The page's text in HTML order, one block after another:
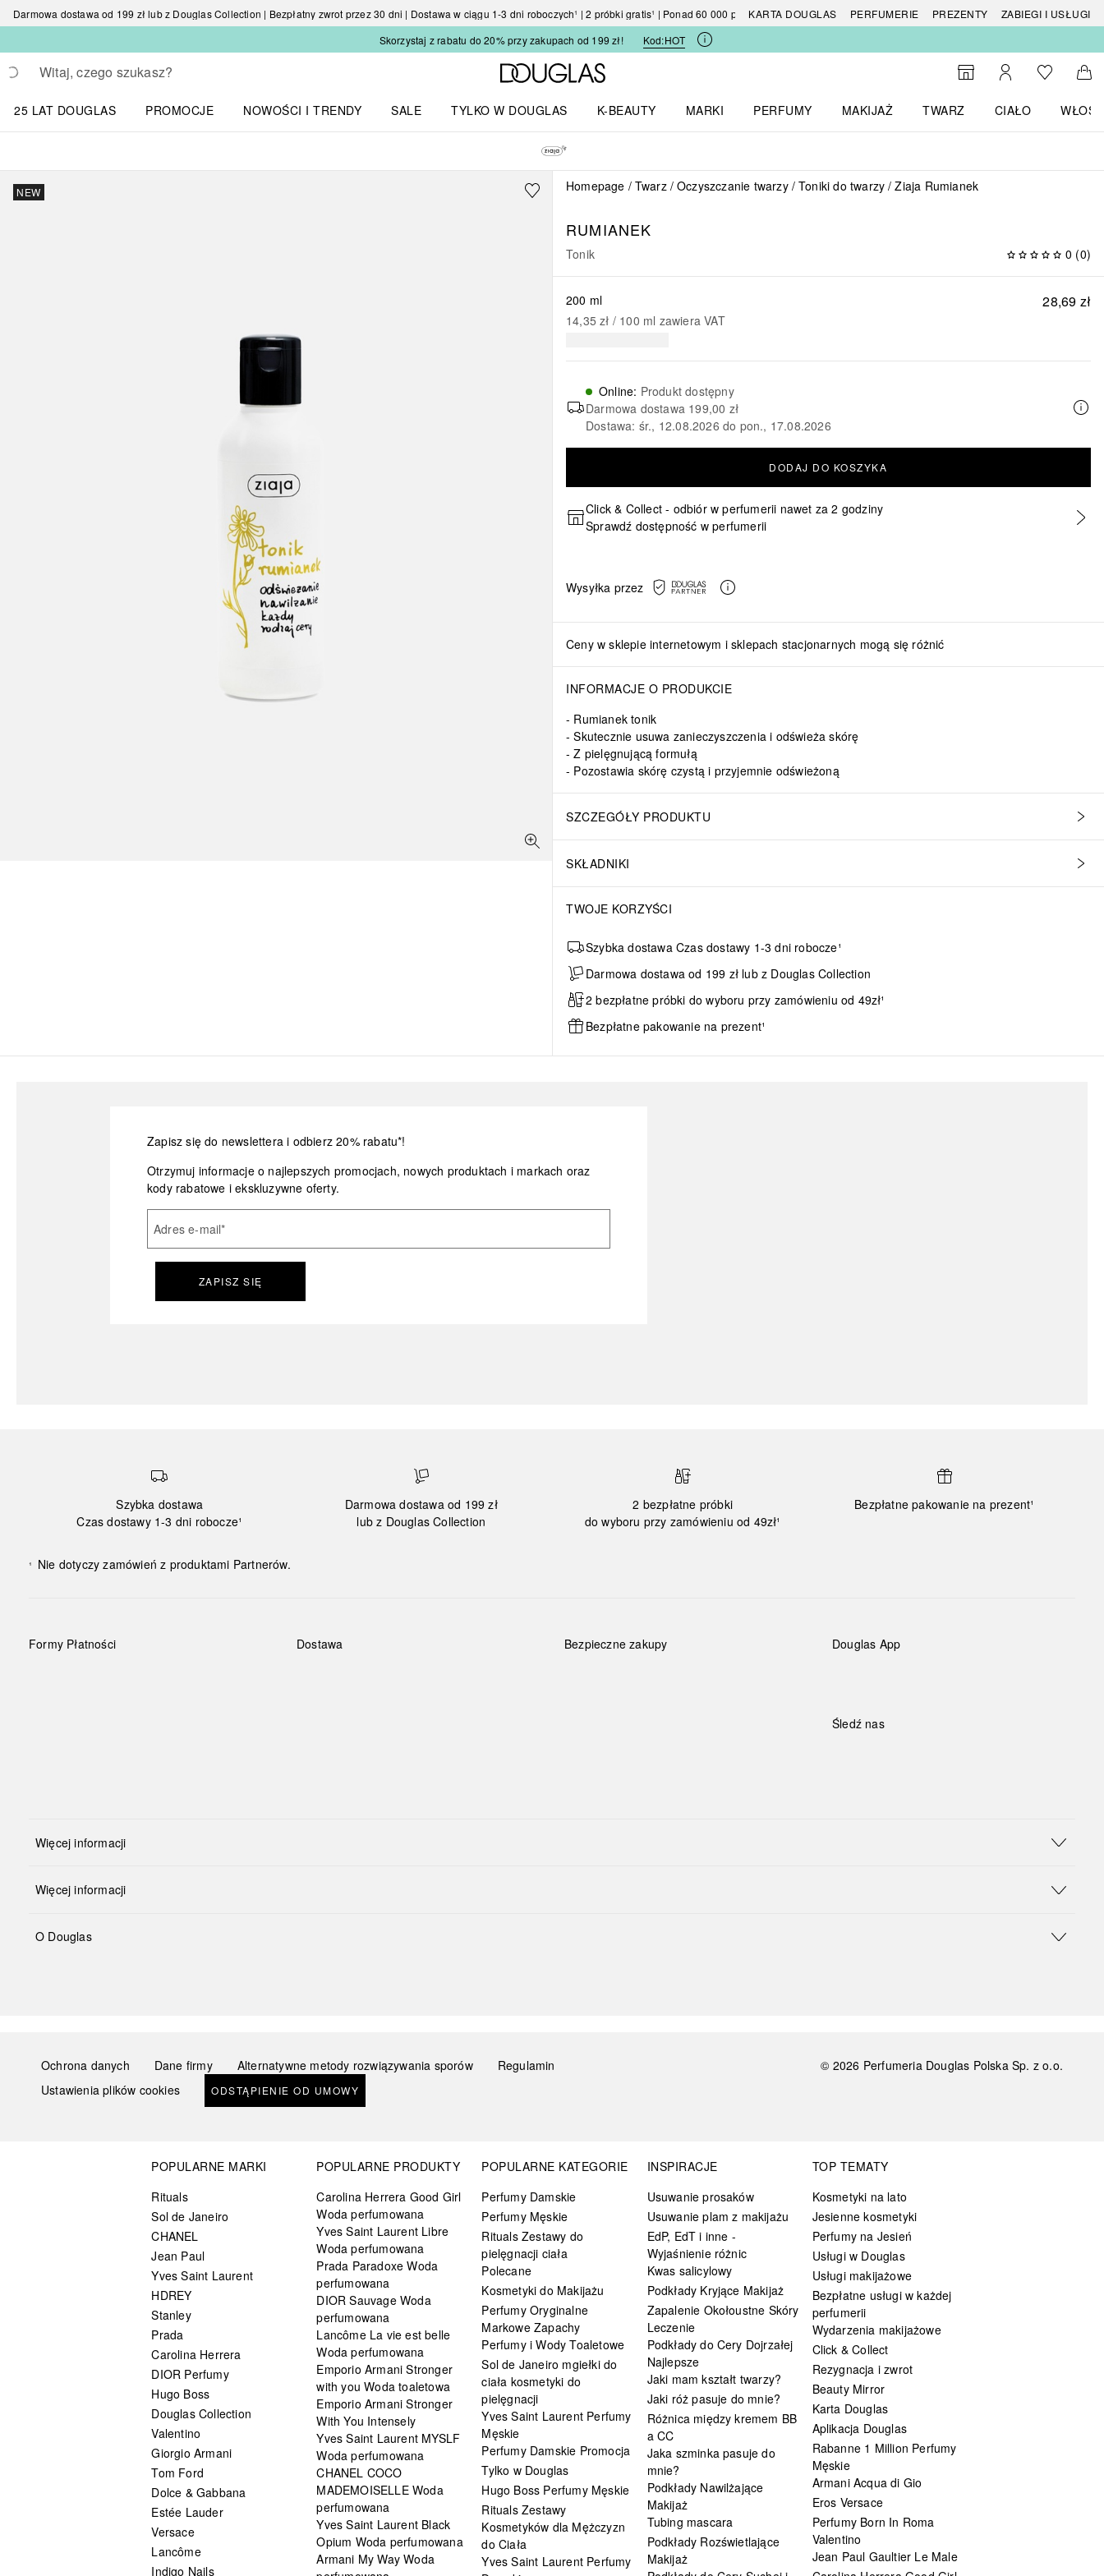
Darmowa dostawa od 199 zł lub z Douglas Collection | Bezpłatny zwrot przez 30 dni | Dostawa w ciągu 1-3 dni roboczych¹ | 2 próbki gratis¹ | Ponad 60 000 produktówKARTA DOUGLAS PERFUMERIE PREZENTY
ZABIEGI I USŁUGI
Skorzystaj z rabatu do 20% przy zakupach od 199 zł!
Kod:HOT
Wracać
Wykonaj wyszukiwanie
Strona główna Douglas
Do wyszukiwarki
Moje kontoDo listyDo
25 LAT DOUGLAS
PROMOCJE
NOWOŚCI I TRENDY
SALE
TYLKO W DOUGLAS
K-BEAUTY
MARKI
PERFUMY
MAKIJAŻ
TWARZ
CIAŁO
WŁOSY
NEW Homepage Twarz Oczyszczanie twarzy Toniki do twarzy Ziaja Rumianek
RUMIANEK
Tonik 0 (0)
28,69 zł
200 ml
14,35 zł / 100 ml zawiera VAT
Online: Produkt dostępny
Darmowa dostawa 199,00 zł
Dostawa: śr., 12.08.2026 do pon., 17.08.2026
DODAJ DO KOSZYKA
Click & Collect - odbiór w perfumerii nawet za 2 godziny
Sprawdź dostępność w perfumerii
Wysyłka przez
Ceny w sklepie internetowym i sklepach stacjonarnych mogą się różnić
INFORMACJE O PRODUKCIE
Rumianek tonik
Skutecznie usuwa zanieczyszczenia i odświeża skórę
Z pielęgnującą formułą
Pozostawia skórę czystą i przyjemnie odświeżoną
SZCZEGÓŁY PRODUKTU
SKŁADNIKI
TWOJE KORZYŚCI
Szybka dostawa Czas dostawy 1-3 dni robocze¹
Darmowa dostawa od 199 zł lub z Douglas Collection
2 bezpłatne próbki do wyboru przy zamówieniu od 49zł¹
Bezpłatne pakowanie na prezent¹
Zapisz się do newslettera i odbierz 20% rabatu*!
Otrzymuj informacje o najlepszych promocjach, nowych produktach i markach oraz
kody rabatowe i ekskluzywne oferty.
Adres e-mail*
ZAPISZ SIĘ
Szybka dostawa
Czas dostawy 1-3 dni robocze¹
Darmowa dostawa od 199 zł
lub z Douglas Collection
2 bezpłatne próbki
do wyboru przy zamówieniu od 49zł¹
Bezpłatne pakowanie na prezent¹
¹ Nie dotyczy zamówień z produktami Partnerów.
Formy Płatności Dostawa Bezpieczne zakupy Douglas App
Śledź nas
Więcej informacji
Więcej informacji
O Douglas
Ochrona danych Dane firmy Alternatywne metody rozwiązywania sporów
Regulamin
Ustawienia plików cookies
ODSTĄPIENIE OD UMOWY
© 2026 Perfumeria Douglas Polska Sp. z o.o.
POPULARNE MARKI
Rituals
Sol de Janeiro
CHANEL
Jean Paul
Yves Saint Laurent
HDREY
Stanley
Prada
Carolina Herrera
DIOR Perfumy
Hugo Boss
Douglas Collection
Valentino
Giorgio Armani
Tom Ford
Dolce & Gabbana
Estée Lauder
Versace
Lancôme
Indigo Nails
POPULARNE PRODUKTY
Carolina Herrera Good Girl
Woda perfumowana
Yves Saint Laurent Libre
Woda perfumowana
Prada Paradoxe Woda
perfumowana
DIOR Sauvage Woda
perfumowana
Lancôme La vie est belle
Woda perfumowana
Emporio Armani Stronger
with you Woda toaletowa
Emporio Armani Stronger
With You Intensely
Yves Saint Laurent MYSLF
Woda perfumowana
CHANEL COCO
MADEMOISELLE Woda
perfumowana
Yves Saint Laurent Black
Opium Woda perfumowana
Armani My Way Woda
POPULARNE KATEGORIE
Perfumy Damskie
Perfumy Męskie
Rituals Zestawy do
pielęgnacji ciała
Polecane
Kosmetyki do Makijażu
Perfumy Oryginalne
Markowe Zapachy
Perfumy i Wody Toaletowe
Sol de Janeiro mgiełki do
ciała kosmetyki do
pielęgnacji
Yves Saint Laurent Perfumy
Męskie
Perfumy Damskie Promocja
Tylko w Douglas
Hugo Boss Perfumy Męskie
Rituals Zestawy
Kosmetyków dla Mężczyzn
do Ciała
Yves Saint Laurent Perfumy
INSPIRACJE
Usuwanie prosaków
Usuwanie plam z makijażu
EdP, EdT i inne -
Wyjaśnienie różnic
Kwas salicylowy
Podkłady Kryjące Makijaż
Zapalenie Okołoustne Skóry
Leczenie
Podkłady do Cery Dojrzałej
Najlepsze
Jaki mam kształt twarzy?
Jaki róż pasuje do mnie?
Różnica między kremem BB
a CC
Jaka szminka pasuje do
mnie?
Podkłady Nawilżające
Makijaż
Tubing mascara
Podkłady Rozświetlające
Makijaż
TOP TEMATY
Kosmetyki na lato
Jesienne kosmetyki
Perfumy na Jesień
Usługi w Douglas
Usługi makijażowe
Bezpłatne usługi w każdej
perfumerii
Wydarzenia makijażowe
Click & Collect
Rezygnacja i zwrot
Beauty Mirror
Karta Douglas
Aplikacja Douglas
Rabanne 1 Million Perfumy
Męskie
Armani Acqua di Gio
Eros Versace
Perfumy Born In Roma
Valentino
Jean Paul Gaultier Le Male